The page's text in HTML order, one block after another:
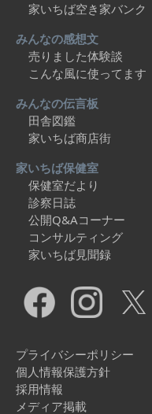
家いちば空き家バンク
みんなの感想文
売りました体験談
こんな風に使ってます
みんなの伝言板
田舎図鑑
家いちば商店街
家いちば保健室
保健室だより
診察日誌
公開Q&Aコーナー
コンサルティング
家いちば見聞録
プライバシーポリシー
個人情報保護方針
採用情報
メディア掲載